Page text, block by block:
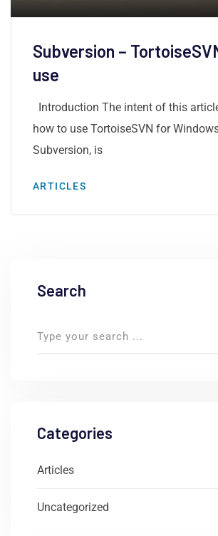
Subversion –
use
Introduction The intent of this
how to use TortoiseSVN for
Subversion, is
ARTICLES
Search
Categories
Articles
Uncategorized